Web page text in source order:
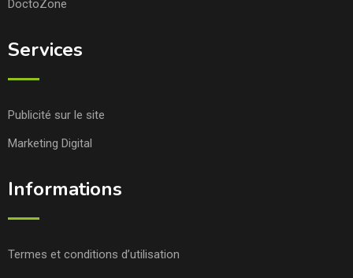
DoctoZone
Services
Publicité sur le site
Marketing Digital
Informations
Termes et conditions d’utilisation